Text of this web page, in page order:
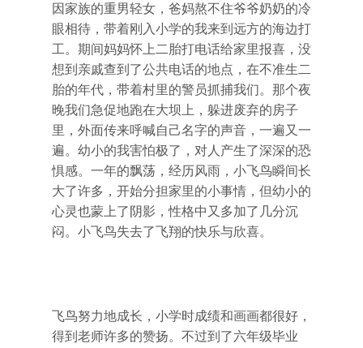
因家族的重男轻女，爸妈熬不住爷爷奶奶的冷
眼相待，带着刚入小学的我来到远方的海边打
工。期间妈妈怀上二胎打电话给家里报喜，没
想到亲戚查到了公共电话的地点，在不准生二
胎的年代，带着村里的警员抓捕我们。那个夜
晚我们急促地跑在大坝上，躲进废弃的房子
里，外面传来呼喊自己名字的声音，一遍又一
遍。幼小的我害怕极了，对人产生了深深的恐
惧感。一年的飘荡，经历风雨，小飞鸟瞬间长
大了许多，开始分担家里的小事情，但幼小的
心灵也蒙上了阴影，性格中又多加了几分沉
闷。小飞鸟失去了飞翔的快乐与欣喜。
飞鸟努力地成长，小学时成绩和画画都很好，
得到老师许多的赞扬。不过到了六年级毕业